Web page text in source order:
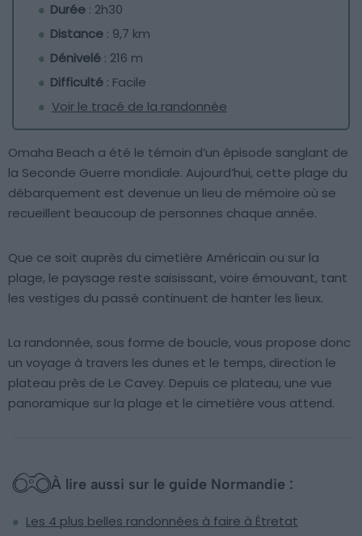
Durée : 2h30
Distance : 9,7 km
Dénivelé : 216 m
Difficulté : Facile
Voir le tracé de la randonnée
Omaha Beach a été le témoin d’un épisode sanglant de
la Seconde Guerre mondiale. Aujourd’hui, cette plage du
débarquement est devenue un lieu de mémoire où se
recueillent beaucoup de personnes chaque année.
Que ce soit auprès du cimetière Américain ou sur la
plage, le paysage reste saisissant, voire émouvant, tant
les vestiges du passé continuent de hanter les lieux.
La randonnée, sous forme de boucle, vous propose donc
un voyage à travers les dunes et le temps, direction le
plateau près de Le Cavey. Depuis ce plateau, une vue
panoramique sur la plage et le cimetière vous attend.
À lire aussi sur le guide Normandie :
Les 4 plus belles randonnées à faire à Étretat